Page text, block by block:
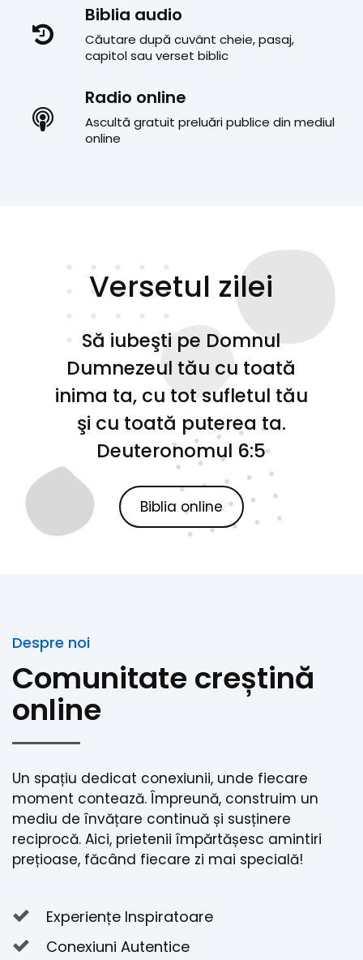
Biblia audio
Căutare după cuvânt cheie, pasaj,
capitol sau verset biblic
Radio online
Ascultă gratuit preluări publice din mediul
online
Versetul zilei
Să iubeşti pe Domnul
Dumnezeul tău cu toată
inima ta, cu tot sufletul tău
şi cu toată puterea ta.
Deuteronomul 6:5
Biblia online
Despre noi
Comunitate creștină
online
Un spațiu dedicat conexiunii, unde fiecare
moment contează. Împreună, construim un
mediu de învățare continuă și susținere
reciprocă. Aici, prietenii împărtășesc amintiri
prețioase, făcând fiecare zi mai specială!
Experiențe Inspiratoare
Conexiuni Autentice